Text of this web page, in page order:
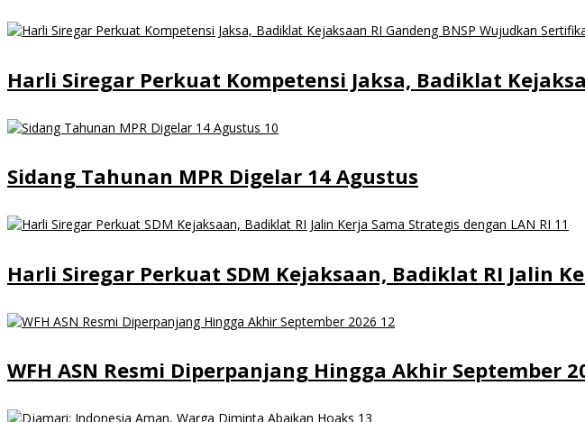
Harli Siregar Perkuat Kompetensi Jaksa, Badiklat
Sidang Tahunan MPR Digelar 14 Agustus
Harli Siregar Perkuat SDM Kejaksaan, Badiklat RI Jalin
WFH ASN Resmi Diperpanjang Hingga Akhir September